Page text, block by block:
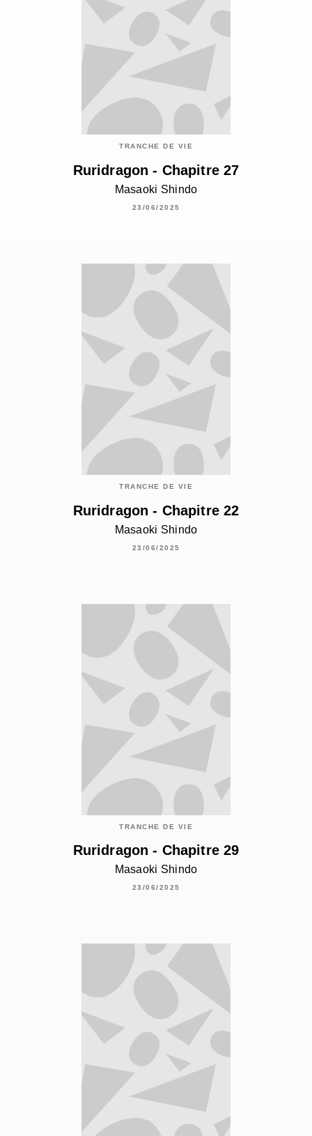
TRANCHE DE VIE
Ruridragon - Chapitre 27
Masaoki Shindo
23/06/2025
TRANCHE DE VIE
Ruridragon - Chapitre 22
Masaoki Shindo
23/06/2025
TRANCHE DE VIE
Ruridragon - Chapitre 29
Masaoki Shindo
23/06/2025